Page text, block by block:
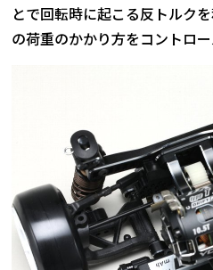
とで回転時に起こる反トルク
の荷重のかかり方をコントロー